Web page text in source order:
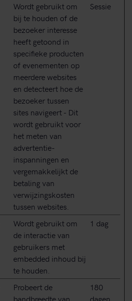
Wordt gebruikt om
bij te houden of de
bezoeker interesse
heeft getoond in
specifieke producten
of evenementen op
meerdere websites
en detecteert hoe de
bezoeker tussen
sites navigeert - Dit
wordt gebruikt voor
het meten van
advertentie-
inspanningen en
vergemakkelijkt de
betaling van
verwijzingskosten
tussen websites.
Sessie
Wordt gebruikt om
de interactie van
gebruikers met
embedded inhoud bij
te houden.
1 dag
Probeert de
bandbreedte van
180
dagen